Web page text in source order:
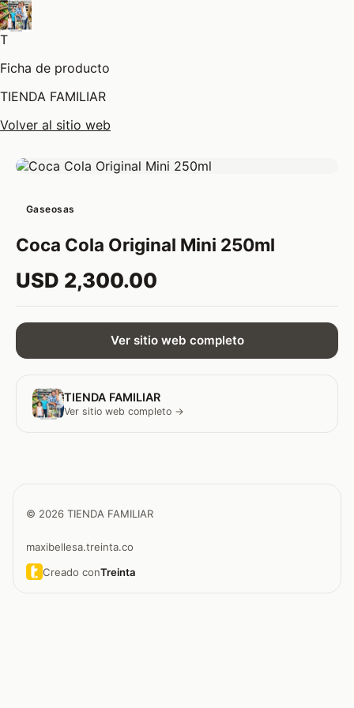
T
Ficha de producto
TIENDA FAMILIAR
Volver al sitio web
Gaseosas
Coca Cola Original Mini 250ml
USD 2,300.00
Ver sitio web completo
TIENDA FAMILIAR
Ver sitio web completo →
© 2026 TIENDA FAMILIAR
maxibellesa.treinta.co
Creado conTreinta